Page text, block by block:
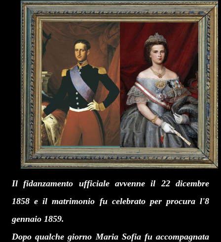
Il fidanzamento ufficiale avvenne il 22 dicembre
1858 e il matrimonio fu celebrato per procura l'8
gennaio 1859.
Dopo qualche giorno Maria Sofia fu accompagnata